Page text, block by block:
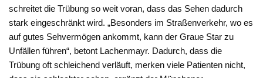
schreitet die Trübung so weit voran, dass das Sehen dadurch
stark eingeschränkt wird. „Besonders im Straßenverkehr, wo es
auf gutes Sehvermögen ankommt, kann der Graue Star zu
Unfällen führen“, betont Lachenmayr. Dadurch, dass die
Trübung oft schleichend verläuft, merken viele Patienten nicht,